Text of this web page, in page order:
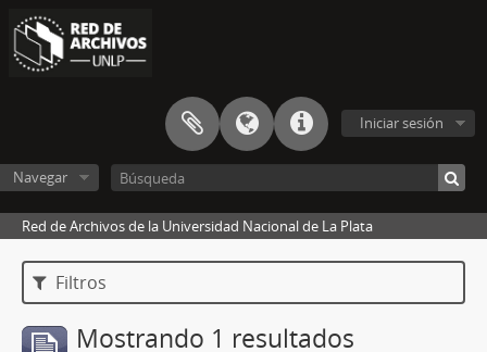
Iniciar sesión
Navegar
Red de Archivos de la Universidad Nacional de La Plata
Filtros
Mostrando 1 resultados